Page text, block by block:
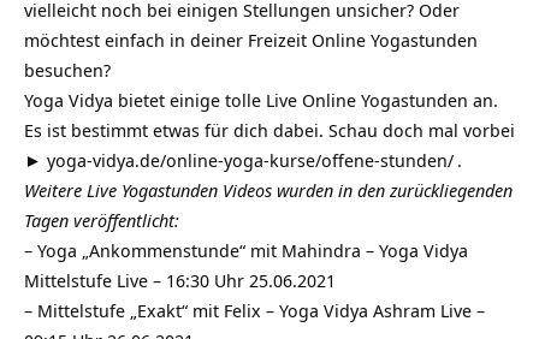
vielleicht noch bei einigen Stellungen unsicher? Oder
möchtest einfach in deiner Freizeit Online Yogastunden
besuchen?
Yoga Vidya bietet einige tolle Live Online Yogastunden an.
Es ist bestimmt etwas für dich dabei. Schau doch mal vorbei
► yoga-vidya.de/online-yoga-kurse/offene-stunden/ .
Weitere Live Yogastunden Videos wurden in den zurückliegenden
Tagen veröffentlicht:
– Yoga „Ankommenstunde“ mit Mahindra – Yoga Vidya
Mittelstufe Live – 16:30 Uhr 25.06.2021
– Mittelstufe „Exakt“ mit Felix – Yoga Vidya Ashram Live –